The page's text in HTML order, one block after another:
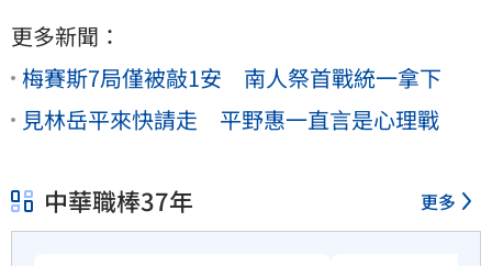
更多新聞：
梅賽斯7局僅被敲1安 南人祭首戰統一拿下
見林岳平來快請走 平野惠一直言是心理戰
中華職棒37年 更多